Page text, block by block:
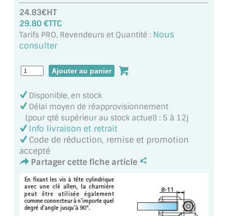
MIROIR POUR PORTE
MIROIR DE SALLE DE BAIN
MIROIR PAROI DE DOUCHE
MIROIR POUR SALLE DE SPORT
MIROIR POUR SALLE DE DANSE
MIROIR ENCADRÉ
MIROIR TV
VERRE SUR MESURE
VERRE EXTRACLAIR
VERRE TREMPÉ (SÉCURIT)
24.83€HT
29.80 €TTC
Tarifs PRO, Revendeurs et Quantité : Nous
consulter
Disponible, en stock
Délai moyen de réapprovisionnement
(pour qté supérieur au stock actuel) : 5 à 12j
Info livraison et retrait
Code de réduction, remise et promotion
accepté
Partager cette fiche article